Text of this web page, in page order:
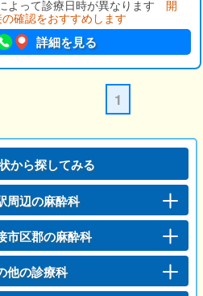
って診療日時が異なります 開
確認をおすすめします
詳細を見る
1
から探してみる
周辺の麻酔科
市区郡の麻酔科
他の診療科